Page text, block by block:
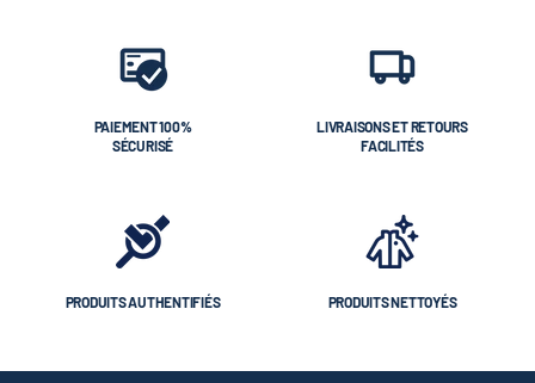
PAIEMENT 100%
SÉCURISÉ
LIVRAISONS ET RETOURS
FACILITÉS
PRODUITS AUTHENTIFIÉS PRODUITS NETTOYÉS